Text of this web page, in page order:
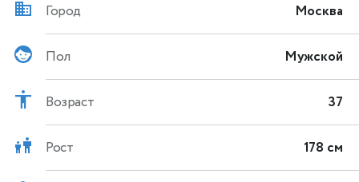
Город Москва
Пол Мужской
Возраст 37
Рост 178 см